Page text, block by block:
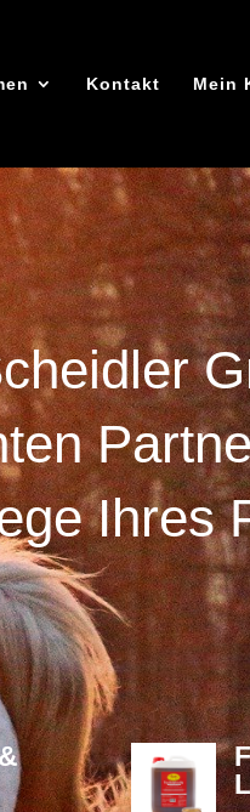
Kontakt Mein
Ihres